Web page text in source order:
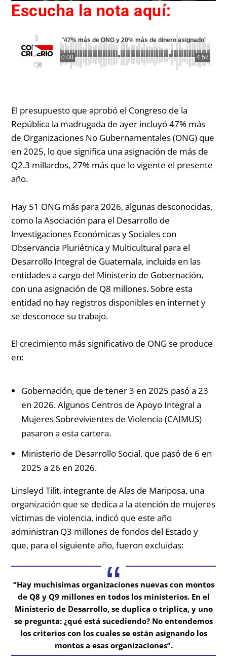
Escucha la nota aquí:
0:00 4:58
"47% más de ONG y 20% más de dinero asignado"
El presupuesto que aprobó el Congreso de la
República la madrugada de ayer incluyó 47% más
de Organizaciones No Gubernamentales (ONG) que
en 2025, lo que significa una asignación de más de
Q2.3 millardos, 27% más que lo vigente el presente
año.
Hay 51 ONG más para 2026, algunas desconocidas,
como la Asociación para el Desarrollo de
Investigaciones Económicas y Sociales con
Observancia Pluriétnica y Multicultural para el
Desarrollo Integral de Guatemala, incluida en las
entidades a cargo del Ministerio de Gobernación,
con una asignación de Q8 millones. Sobre esta
entidad no hay registros disponibles en internet y
se desconoce su trabajo.
El crecimiento más significativo de ONG se produce
en:
Gobernación, que de tener 3 en 2025 pasó a 23
en 2026. Algunos Centros de Apoyo Integral a
Mujeres Sobrevivientes de Violencia (CAIMUS)
pasaron a esta cartera.
Ministerio de Desarrollo Social, que pasó de 6 en
2025 a 26 en 2026.
Linsleyd Tilit, integrante de Alas de Mariposa, una
organización que se dedica a la atención de mujeres
víctimas de violencia, indicó que este año
administran Q3 millones de fondos del Estado y
que, para el siguiente año, fueron excluidas:
“Hay muchísimas organizaciones nuevas con montos
de Q8 y Q9 millones en todos los ministerios. En el
Ministerio de Desarrollo, se duplica o triplica, y uno
se pregunta: ¿qué está sucediendo? No entendemos
los criterios con los cuales se están asignando los
montos a esas organizaciones”.